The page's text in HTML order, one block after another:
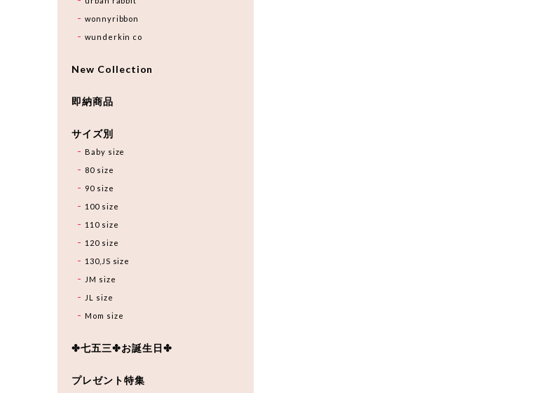
wonnyribbon
wunderkin co
New Collection
即納商品
サイズ別
Baby size
80 size
90 size
100 size
110 size
120 size
130,JS size
JM size
JL size
Mom size
✤七五三✤お誕生日✤
プレゼント特集